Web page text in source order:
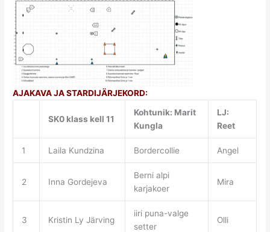
AJAKAVA JA STARDIJÄRJEKORD:
SK0 klass kell 11
Kohtunik: Marit
Kungla
LJ:
Reet
1 Laila Kundzina Bordercollie Angel
2 Inna Gordejeva
Berni alpi
karjakoer
Mira
3 Kristin Ly Järving
iiri puna-valge
setter
Olli